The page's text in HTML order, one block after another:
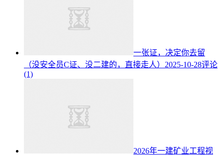
一张证，决定你去留
（没安全员C证、没二建的，直接走人） 2025-10-28评论
(1)
2026年一建矿业工程视